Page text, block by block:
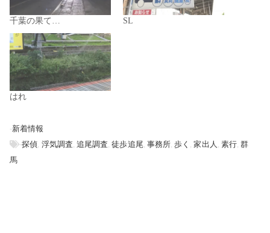
千葉の果て… SL
はれ
-新着情報
-探偵 浮気調査 追尾調査 ,徒歩追尾 事務所 ,歩く ,家出人 素行,群
馬